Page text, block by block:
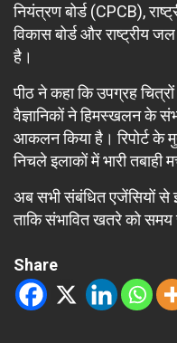
नियंत्रण बोर्ड (CPCB),
विकास बोर्ड और राष्ट्रीय जल
है।
पीठ ने कहा कि उपग्रह
वैज्ञानिकों ने हिमस्खलन के
आकलन किया है। रिपोर्ट के
निचले इलाकों में भारी तबाही
अब सभी संबंधित एजेंसियों से
ताकि संभावित खतरे को
Share